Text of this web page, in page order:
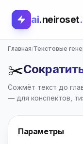
ai.neiroset
Главная/Текстовые
✂️
Сожмёт текст до
— для конспектов,
Параметры